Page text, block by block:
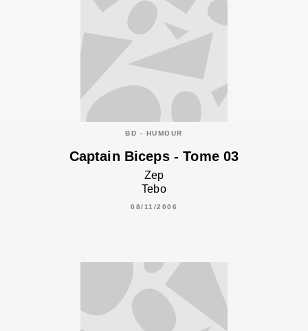
BD - HUMOUR
Captain Biceps - Tome 03
Zep
Tebo
08/11/2006